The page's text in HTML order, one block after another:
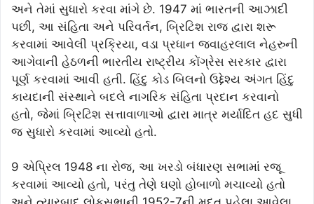
અને તેમાં સુધારો કરવા માંગે છે. 1947 માં ભારતની આઝાદી
પછી, આ સંહિતા અને પરિવર્તન, બ્રિટિશ રાજ દ્વારા શરૂ
કરવામાં આવેલી પ્રક્રિયા, વડા પ્રધાન જવાહરલાલ નેહરુની
આગેવાની હેઠળની ભારતીય રાષ્ટ્રીય કોંગ્રેસ સરકાર દ્વારા
પૂર્ણ કરવામાં આવી હતી. હિંદુ કોડ બિલનો ઉદ્દેશ્ય અંગત હિંદુ
કાયદાની સંસ્થાને બદલે નાગરિક સંહિતા પ્રદાન કરવાનો
હતો, જેમાં બ્રિટિશ સત્તાવાળાઓ દ્વારા માત્ર મર્યાદિત હદ સુધી
જ સુધારો કરવામાં આવ્યો હતો.
9 એપ્રિલ 1948 ના રોજ, આ ખરડો બંધારણ સભામાં રજૂ
કરવામાં આવ્યો હતો, પરંતુ તેણે ઘણો હોબાળો મચાવ્યો હતો